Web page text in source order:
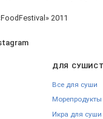
2011
ДЛЯ
Все для суши
Икра для суши